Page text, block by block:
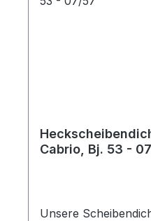
Cabrio, Bj. 53 -
Unsere